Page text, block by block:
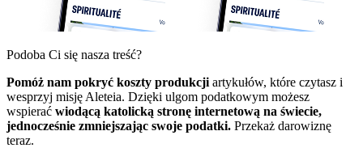
Podoba Ci się nasza treść?
Pomóż nam pokryć koszty produkcji artykułów, które czytasz i
wesprzyj misję Aleteia. Dzięki ulgom podatkowym możesz
wspierać wiodącą katolicką stronę internetową na świecie,
jednocześnie zmniejszając swoje podatki. Przekaż darowiznę
teraz.